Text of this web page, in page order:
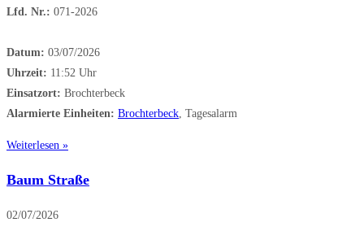
Lfd. Nr.: 071-2026
Datum: 03/07/2026
Uhrzeit: 11:52 Uhr
Einsatzort: Brochterbeck
Alarmierte Einheiten: Brochterbeck, Tagesalarm
Weiterlesen »
Baum Straße
02/07/2026